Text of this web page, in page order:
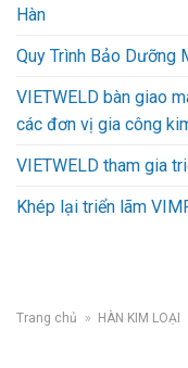
Hàn
Quy Trình Bảo Dưỡng
VIETWELD bàn giao
các đơn vị gia công
VIETWELD tham gia
Khép lại triển lãm
Trang chủ » HÀN KIM LOẠI